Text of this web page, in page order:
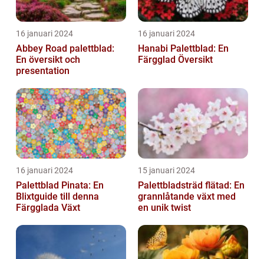
16 januari 2024
Abbey Road palettblad:
En översikt och
presentation
16 januari 2024
Hanabi Palettblad: En
Färgglad Översikt
16 januari 2024
Palettblad Pinata: En
Blixtguide till denna
Färgglada Växt
15 januari 2024
Palettbladsträd flätad: En
grannlåtande växt med
en unik twist